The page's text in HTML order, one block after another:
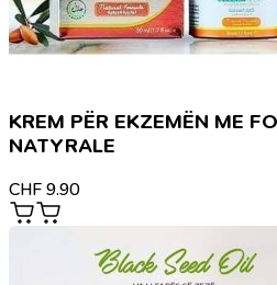
KREM PËR EKZEMËN ME
NATYRALE
CHF 9.90